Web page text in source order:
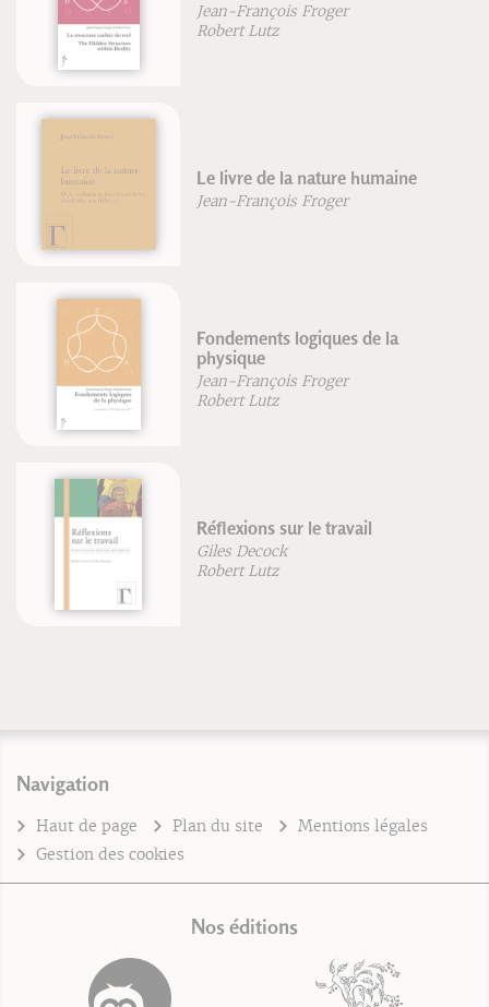
Jean-François Froger
Robert Lutz
Le livre de la nature humaine
Jean-François Froger
Fondements logiques de la
physique
Jean-François Froger
Robert Lutz
Réflexions sur le travail
Giles Decock
Navigation
Haut de page Plan du site
Mentions légales
Gestion des cookies
Nos éditions